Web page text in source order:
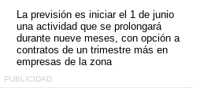
La previsión es iniciar el 1 de junio
una actividad que se prolongará
durante nueve meses, con opción a
contratos de un trimestre más en
empresas de la zona